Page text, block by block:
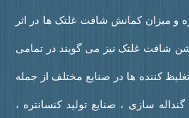
کمانش شافت غلتک ها در اثر
غلتک نیز می گویند در تمامی
ها در صنایع مختلف از جمله
سازی ، صنایع تولید کنسانتره ،